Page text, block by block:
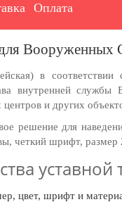
Оплата
в
внутренней
и других
решение для
шрифт, размер
уставной
цвет, шрифт и